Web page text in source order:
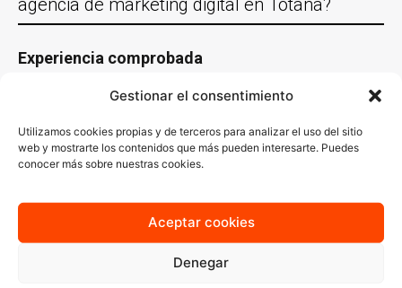
Gestionar el consentimiento
Utilizamos cookies propias y de terceros para analizar el uso del sitio
web y mostrarte los contenidos que más pueden interesarte. Puedes
conocer más sobre nuestras cookies.
Aceptar cookies
Denegar
agencia de marketing digital en Totana?
Experiencia comprobada
Con más de 30 años de experiencia trabajando con empresas de
especialistas en distintas áreas delmarketing digital, conocemos
lo que funciona y sabemos cómo aplicarlo en cada sector.
Nuestro conocimiento del mercado local es clave para generar
también resuenen con ella.
Estrategias personalizadas
En AJA Publicidad, no creemos en las soluciones de talla única.